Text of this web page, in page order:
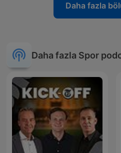
Daha fazla
Daha fazla Spor